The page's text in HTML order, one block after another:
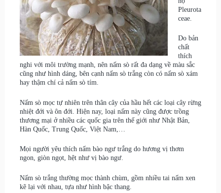
Pleurota
ceae.
Do bản
chất
thích
nghi với môi trường mạnh, nên nấm sò rất đa dạng về màu sắc
cũng như hình dáng, bên cạnh nấm sò trắng còn có nấm sò xám
hay thậm chí cả nấm sò tím.
Nấm sò mọc tự nhiên trên thân cây của hầu hết các loại cây rừng
nhiệt đới và ôn đới. Hiện nay, loại nấm này cũng được trồng
thương mại ở nhiều các quốc gia trên thế giới như Nhật Bản,
Hàn Quốc, Trung Quốc, Việt Nam,…
Mọi người yêu thích nấm bào ngư trắng do hương vị thơm
ngon, giòn ngọt, hệt như vị bào ngư.
Nấm sò trắng thường mọc thành chùm, gồm nhiều tai nấm xen
kẽ lại với nhau, tựa như hình bậc thang.